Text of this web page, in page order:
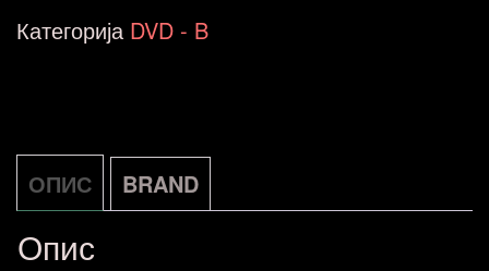
Live
Eagle
Vision
DVD
Категорија DVD - B
ОПИС BRAND
Опис